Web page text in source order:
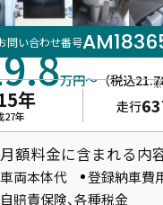
問い合わせ番号
万円～（税込 ※
年
27年
走行
月額料金に含まれる内
車両本体代
登録納車費
自賠責保険、各種税金